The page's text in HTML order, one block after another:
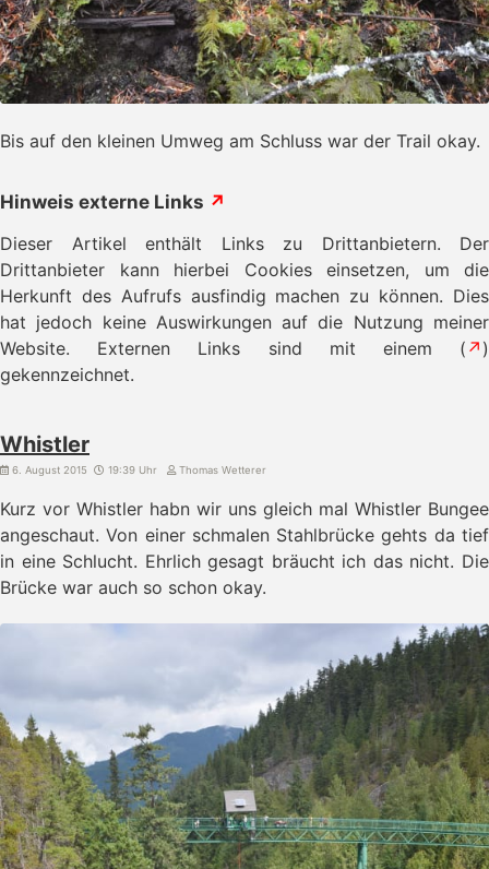
Bis auf den kleinen Umweg am Schluss war der Trail okay.
Hinweis externe Links ↗
Dieser Artikel enthält Links zu Drittanbietern. Der
Drittanbieter kann hierbei Cookies einsetzen, um die
Herkunft des Aufrufs ausfindig machen zu können. Dies
hat jedoch keine Auswirkungen auf die Nutzung meiner
Website. Externen Links sind mit einem ( ↗ )
gekennzeichnet.
Whistler
6. August 2015 19:39 Uhr Thomas Wetterer
Kurz vor Whistler habn wir uns gleich mal Whistler Bungee
angeschaut. Von einer schmalen Stahlbrücke gehts da tief
in eine Schlucht. Ehrlich gesagt bräucht ich das nicht. Die
Brücke war auch so schon okay.